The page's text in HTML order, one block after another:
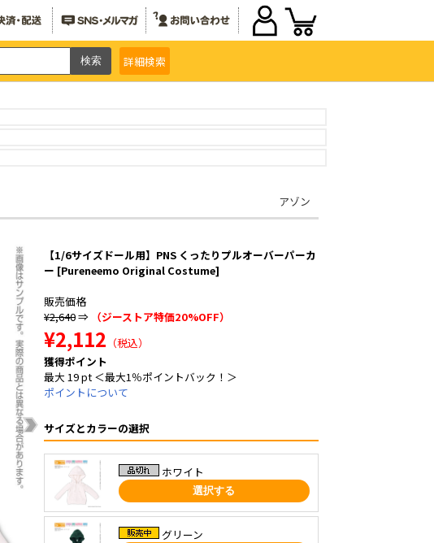
詳細検索
アゾン
【1/6サイズドール用】PNS くったりプルオーバーパーカ
ー [Pureneemo Original Costume]
販売価格
¥2,640⇒ （ジーストア特価20%OFF）
¥2,112 （税込）
獲得ポイント
最大 19 pt ＜最大1％ポイントバック！＞
ポイントについて
サイズとカラーの選択
ホワイト
選択する
グリーン